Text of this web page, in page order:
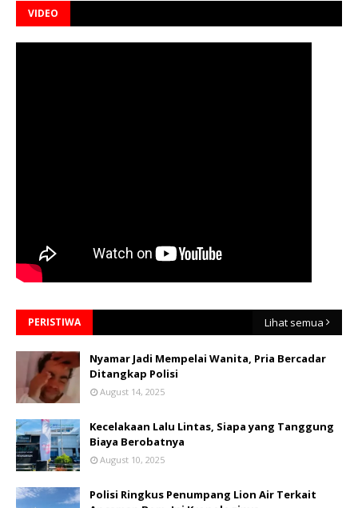
VIDEO
PERISTIWA Lihat semua
Nyamar Jadi Mempelai Wanita, Pria Bercadar
Ditangkap Polisi
August 14, 2025
Kecelakaan Lalu Lintas, Siapa yang Tanggung
Biaya Berobatnya
August 10, 2025
Polisi Ringkus Penumpang Lion Air Terkait